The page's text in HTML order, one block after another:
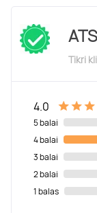
Tikri
4.0
5 balai
4 balai
3 balai
2 balai
1 balas